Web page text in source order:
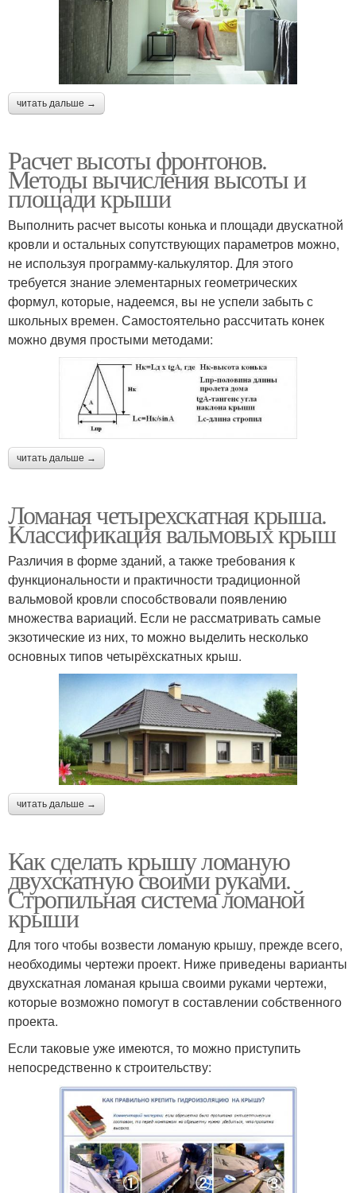
читать дальше →
Расчет высоты фронтонов.
Методы вычисления высоты и
площади крыши
Выполнить расчет высоты конька и площади двускатной
кровли и остальных сопутствующих параметров можно,
не используя программу-калькулятор. Для этого
требуется знание элементарных геометрических
формул, которые, надеемся, вы не успели забыть с
школьных времен. Самостоятельно рассчитать конек
можно двумя простыми методами:
читать дальше →
Ломаная четырехскатная крыша.
Классификация вальмовых крыш
Различия в форме зданий, а также требования к
функциональности и практичности традиционной
вальмовой кровли способствовали появлению
множества вариаций. Если не рассматривать самые
экзотические из них, то можно выделить несколько
основных типов четырёхскатных крыш.
читать дальше →
Как сделать крышу ломаную
двухскатную своими руками.
Стропильная система ломаной
крыши
Для того чтобы возвести ломаную крышу, прежде всего,
необходимы чертежи проект. Ниже приведены варианты
двухскатная ломаная крыша своими руками чертежи,
которые возможно помогут в составлении собственного
проекта.
Если таковые уже имеются, то можно приступить
непосредственно к строительству: